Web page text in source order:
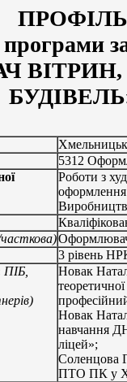
ПРОФІЛЬ
програми
5312
Роботи з
оформлення
Оформлювач
3 рівень
ПІБ,
Новак
Новак
навчання
ліцей»;
Соленцова
ПТО ПК у